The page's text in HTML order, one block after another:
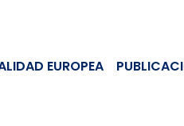
EUROPEA